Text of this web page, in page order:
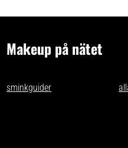
Makeup på nätet
sminkguider och listar nästan